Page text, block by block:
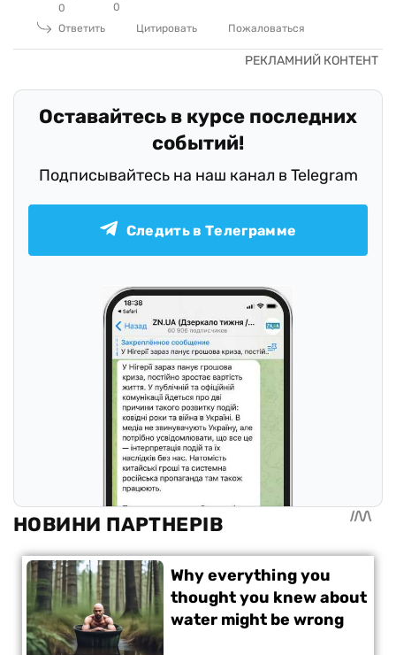
0
0
Ответить
Цитировать Пожаловаться
Оставайтесь в курсе последних
событий!
Подписывайтесь на наш канал в Telegram
Следить в Телеграмме